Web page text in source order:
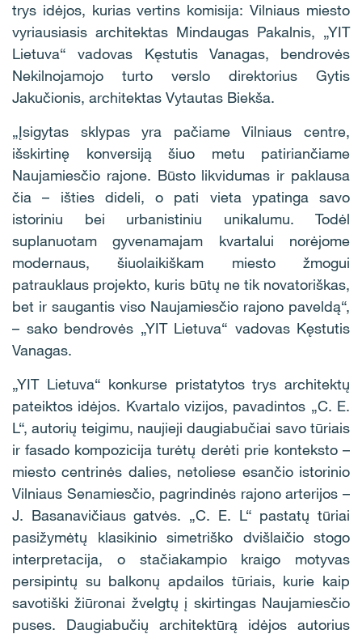
trys idėjos, kurias vertins komisija: Vilniaus miesto
vyriausiasis architektas Mindaugas Pakalnis, „YIT
Lietuva“ vadovas Kęstutis Vanagas, bendrovės
Nekilnojamojo turto verslo direktorius Gytis
Jakučionis, architektas Vytautas Biekša.
„Įsigytas sklypas yra pačiame Vilniaus centre,
išskirtinę konversiją šiuo metu patiriančiame
Naujamiesčio rajone. Būsto likvidumas ir paklausa
čia – išties dideli, o pati vieta ypatinga savo
istoriniu bei urbanistiniu unikalumu. Todėl
suplanuotam gyvenamajam kvartalui norėjome
modernaus, šiuolaikiškam miesto žmogui
patrauklaus projekto, kuris būtų ne tik novatoriškas,
bet ir saugantis viso Naujamiesčio rajono paveldą“,
– sako bendrovės „YIT Lietuva“ vadovas Kęstutis
Vanagas.
„YIT Lietuva“ konkurse pristatytos trys architektų
pateiktos idėjos. Kvartalo vizijos, pavadintos „C. E.
L“, autorių teigimu, naujieji daugiabučiai savo tūriais
ir fasado kompozicija turėtų derėti prie konteksto –
miesto centrinės dalies, netoliese esančio istorinio
Vilniaus Senamiesčio, pagrindinės rajono arterijos –
J. Basanavičiaus gatvės. „C. E. L“ pastatų tūriai
pasižymėtų klasikinio simetriško dvišlaičio stogo
interpretacija, o stačiakampio kraigo motyvas
persipintų su balkonų apdailos tūriais, kurie kaip
savotiški žiūronai žvelgtų į skirtingas Naujamiesčio
puses. Daugiabučių architektūrą idėjos autorius